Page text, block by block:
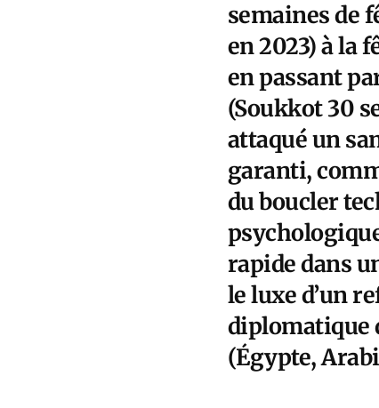
semaines de
en 2023) à la
en passant
(Soukkot 30
attaqué un
garanti,
du boucler
rapide dans
le luxe d’un
diplomatique
(Égypte,